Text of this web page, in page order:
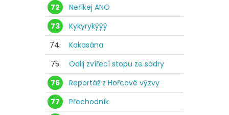
72
Neříkej ANO
73
Kykyrykýýý
74.
Kakasána
75.
Odlij zvířecí stopu ze sádry
76
Reportáž z Hořcové výzvy
77
Přechodník